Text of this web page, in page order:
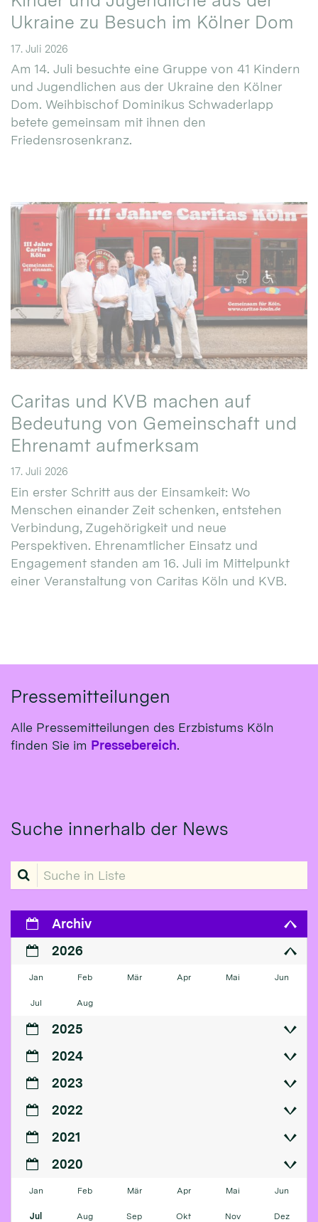
Ukraine zu Besuch im Kölner Dom
17. Juli 2026
Am 14. Juli besuchte eine Gruppe von 41 Kindern
und Jugendlichen aus der Ukraine den Kölner
Dom. Weihbischof Dominikus Schwaderlapp
betete gemeinsam mit ihnen den
Friedensrosenkranz.
Caritas und KVB machen auf
Bedeutung von Gemeinschaft und
Ehrenamt aufmerksam
17. Juli 2026
Ein erster Schritt aus der Einsamkeit: Wo
Menschen einander Zeit schenken, entstehen
Verbindung, Zugehörigkeit und neue
Perspektiven. Ehrenamtlicher Einsatz und
Engagement standen am 16. Juli im Mittelpunkt
einer Veranstaltung von Caritas Köln und KVB.
Pressemitteilungen
Alle Pressemitteilungen des Erzbistums Köln
finden Sie im Pressebereich.
Suche innerhalb der News
Suche in Liste
Archiv
2026
Jan Feb Mär Apr Mai Jun
Jul Aug
2025
2024
2023
2022
2021
2020
Jan Feb Mär Apr Mai Jun
Jul Aug Sep Okt Nov Dez